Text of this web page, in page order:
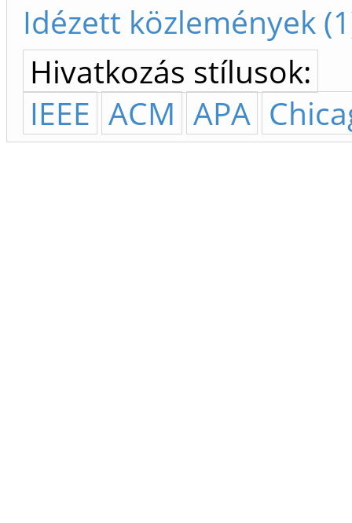
Idézett közlemények
Hivatkozás stílusok:
IEEE ACM APA